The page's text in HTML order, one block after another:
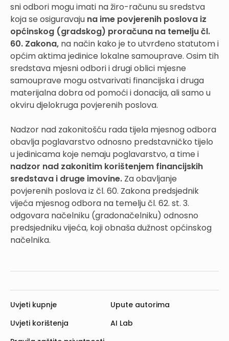
sni odbori mogu imati na žiro-računu su sredstva
koja se osiguravaju na ime povjerenih poslova iz
općinskog (gradskog) proračuna na temelju čl.
60. Zakona, na način kako je to utvrđeno statutom i
općim aktima jedinice lokalne samouprave. Osim tih
sredstava mjesni odbori i drugi oblici mjesne
samouprave mogu ostvarivati financijska i druga
materijalna dobra od pomoći i donacija, ali samo u
okviru djelokruga povjerenih poslova.
Nadzor nad zakonitošću rada tijela mjesnog odbora
obavlja poglavarstvo odnosno predstavničko tijelo
u jedinicama koje nemaju poglavarstvo, a time i
nadzor nad zakonitim korištenjem financijskih
sredstava i druge imovine. Za obavljanje
povjerenih poslova iz čl. 60. Zakona predsjednik
vijeća mjesnog odbora na temelju čl. 62. st. 3.
odgovara načelniku (gradonačelniku) odnosno
predsjedniku vijeća, koji obnaša dužnost općinskog
načelnika.
Uvjeti kupnje
Uvjeti korištenja
Upute autorima
AI Lab